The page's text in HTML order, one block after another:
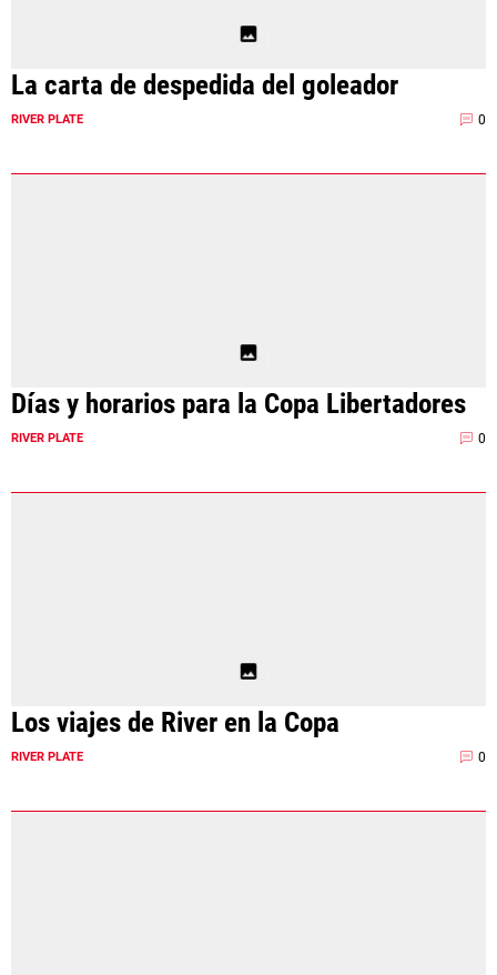
La carta de despedida del goleador
RIVER PLATE 0
Días y horarios para la Copa Libertadores
RIVER PLATE 0
Los viajes de River en la Copa
RIVER PLATE 0